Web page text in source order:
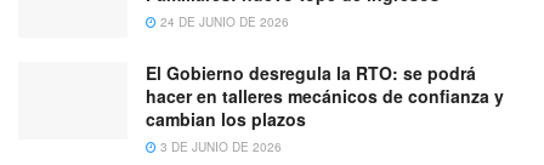
24 DE JUNIO DE 2026
El Gobierno desregula la RTO: se podrá
hacer en talleres mecánicos de confianza y
cambian los plazos
3 DE JUNIO DE 2026